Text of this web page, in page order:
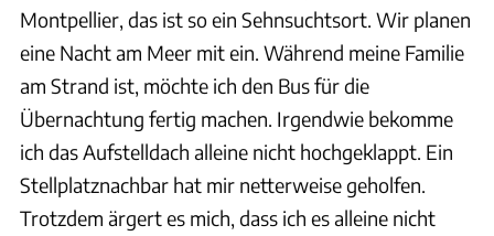
Montpellier, das ist so ein Sehnsuchtsort. Wir planen
eine Nacht am Meer mit ein. Während meine Familie
am Strand ist, möchte ich den Bus für die
Übernachtung fertig machen. Irgendwie bekomme
ich das Aufstelldach alleine nicht hochgeklappt. Ein
Stellplatznachbar hat mir netterweise geholfen.
Trotzdem ärgert es mich, dass ich es alleine nicht